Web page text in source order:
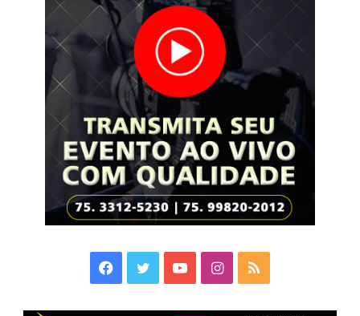
Facebook
TwitterYouTubeInstagram
RSS